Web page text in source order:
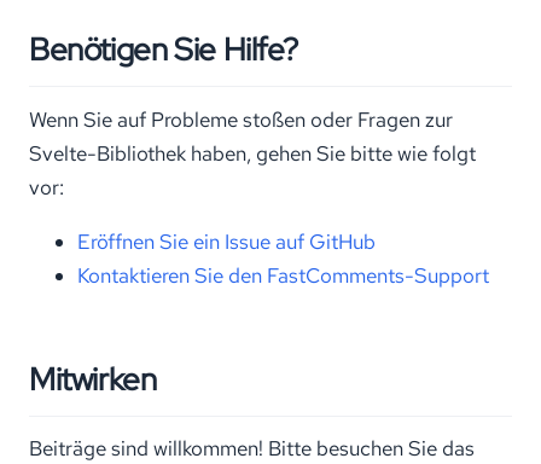
Benötigen Sie Hilfe?
Wenn Sie auf Probleme stoßen oder Fragen zur
Svelte-Bibliothek haben, gehen Sie bitte wie folgt
vor:
Eröffnen Sie ein Issue auf GitHub
Kontaktieren Sie den FastComments-Support
Mitwirken
Beiträge sind willkommen! Bitte besuchen Sie das